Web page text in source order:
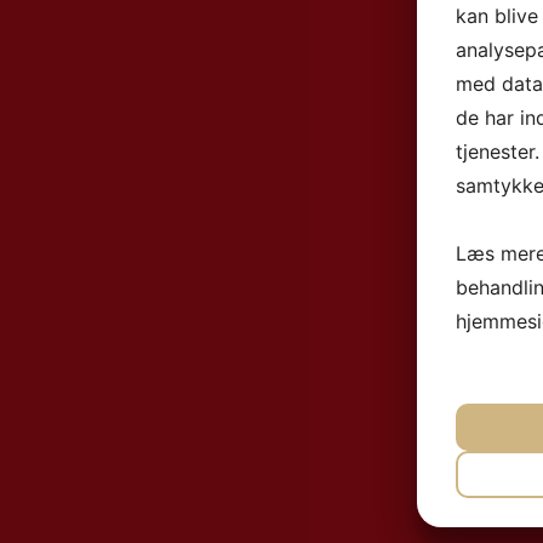
kan
med
de har
Læs